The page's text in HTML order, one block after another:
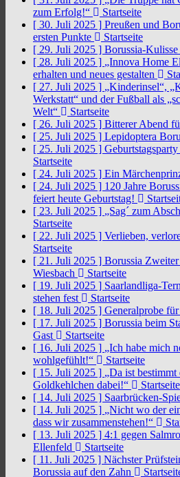
zum Erfolg!“
Startseite
[ 30. Juli 2025 ] Preußen und
ersten Punkte
Startseite
[ 29. Juli 2025 ] Borussia-Kulisse
[ 28. Juli 2025 ] „Innova Home
erhalten und neues gestalten
[ 27. Juli 2025 ] „Kinderinsel“,
Werkstatt“ und der Fußball als
Welt“
Startseite
[ 26. Juli 2025 ] Bitterer Abend
[ 25. Juli 2025 ] Lepidoptera
[ 25. Juli 2025 ]
Startseite
[ 24. Juli 2025 ] Ein
[ 24. Juli 2025 ] 120 Jahre
feiert heute Geburtstag!
[ 23. Juli 2025 ] „Sag´ zum
Startseite
[ 22. Juli 2025 ] Verlieben,
Startseite
[ 21. Juli 2025 ] Borussia
Wiesbach
Startseite
[ 19. Juli 2025 ] Saarlandliga-
stehen fest
Startseite
[ 18. Juli 2025 ] Generalprobe
[ 17. Juli 2025 ] Borussia beim
Gast
Startseite
[ 16. Juli 2025 ] „Ich habe mich
wohlgefühlt!“
Startseite
[ 15. Juli 2025 ] „Da ist bestimmt
Goldkehlchen dabei!“
Startseite
[ 14. Juli 2025 ] Saarbrücken-
[ 14. Juli 2025 ] „Nicht wo der
dass wir zusammenstehen!“
[ 13. Juli 2025 ] 4:1 gegen
Ellenfeld
Startseite
[ 11. Juli 2025 ] Nächster
Borussia auf den Zahn